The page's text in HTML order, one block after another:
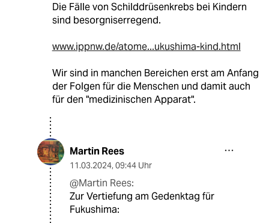
Die Fälle von Schilddrüsenkrebs bei Kindern
sind besorgniserregend.
www.ippnw.de/atome...ukushima-kind.html
Wir sind in manchen Bereichen erst am Anfang
der Folgen für die Menschen und damit auch
für den "medizinischen Apparat".
Martin Rees
11.03.2024, 09:44 Uhr
@Martin Rees:
Zur Vertiefung am Gedenktag für
Fukushima: